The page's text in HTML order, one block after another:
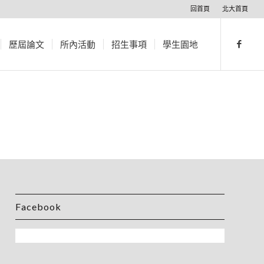
回首頁 北大首頁
歷屆論文 所內活動 招生事項 學生園地
Facebook